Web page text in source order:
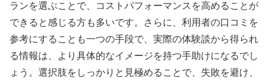
ランを選ぶことで、コストパフォーマンスを高めることが
できると感じる方も多いです。さらに、利用者の口コミを
参考にすることも一つの手段で、実際の体験談から得られ
る情報は、より具体的なイメージを持つ手助けになるでし
ょう。選択肢をしっかりと見極めることで、失敗を避け、